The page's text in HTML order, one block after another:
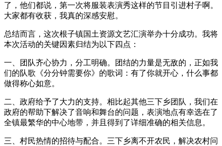
了，他们都说，第一次将服装表演秀这样的节目引进村子啊。
大家都有收获，我真的深感安慰。
总结而言，这次根子镇国土资源文艺汇演举办十分成功。我将
本次活动的关键因素归结为以下四点：
一、团队齐心协力，分工明确。团结的力量是无敌的，正如我
们的队歌《分分钟需要你》的歌词：有了你就开心，什么事都
做得称心如意。
二、政府给予了大力的支持。相比起其他三下乡团队，我们在
政府的帮助下解决了音响和舞台的问题，表演地点有幸选在了
全镇最繁华的中心地带，并且得到了详细准确的相关信息。
三、村民热情的招待与配合。三下乡离不开农民，解决农村问